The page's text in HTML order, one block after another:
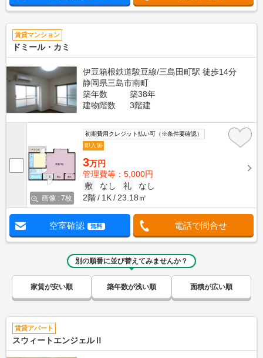
賃貸マンション
ドミール・カミ
伊豆箱根鉄道駿豆線/三島田町駅 徒歩14分
静岡県三島市南町
築年数
築38年
建物階数
3階建
画像 : 7枚
初期費用クレジット払い可（※条件要確認）
即入居
3万円
管理費等：5,000円
敷
なし 礼
なし
2階
1K 23.18㎡
空室確認 無料 電話で問合せ
別の順番に並び替えてみませんか？
家賃が安い順 築年数が浅い順 面積が広い順
賃貸アパート
スウィートエンジェルⅡ